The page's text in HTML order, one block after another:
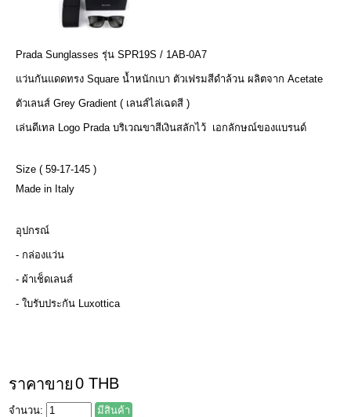
Prada Sunglasses รุ่น SPR19S / 1AB-0A7
แว่นกันแดดทรง Square น้ำหนักเบา ตัวเฟรมสีดำล้วน ผลิตจาก Acetate
ตัวเลนส์ Grey Gradient ( เลนส์ไล่เฉดสี )
เล่นดีเทล Logo Prada บริเวณขาสีเงินสลักไว้ เอกลักษณ์ของแบรนด์
Size ( 59-17-145 )
Made in Italy
อุปกรณ์
- กล่องแว่น
- ผ้าเช็ดเลนส์
- ใบรับประกัน Luxottica
ราคาขาย0 THB
จำนวน: มีสินค้า